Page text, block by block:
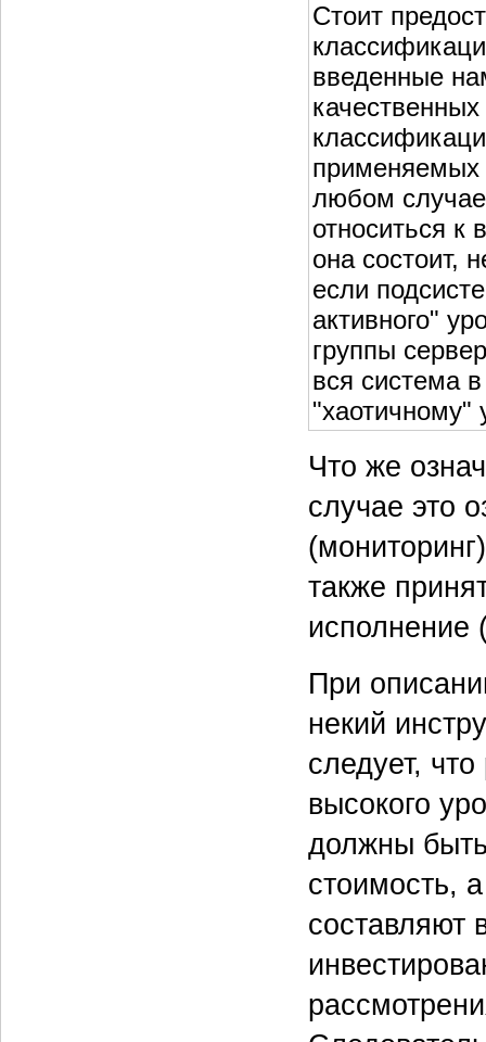
Стоит
введенные
применяемых
любом
относиться к
она состоит,
если
активного"
группы
вся система
"хаотичному"
Что же
случае это
также
исполнение
При
некий
следует,
высокого
должны
стоимость,
составляют